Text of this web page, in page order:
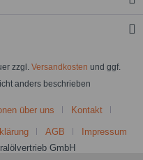
zzgl. Versandkosten und ggf.
anders beschrieben
über uns Kontakt
AGB
Impressum
GmbH